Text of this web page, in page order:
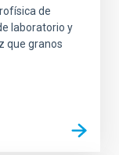
de
laboratorio y
que granos